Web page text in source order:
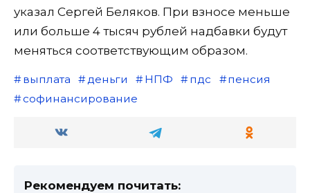
указал Сергей Беляков. При взносе меньше
или больше 4 тысяч рублей надбавки будут
меняться соответствующим образом.
выплата деньги НПФ пдс
пенсия
софинансирование
Рекомендуем почитать: